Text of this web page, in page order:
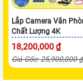
Lắp Camera Văn
Chất Lượng 4K
18,200,000 ₫
Giá Gốc: 25,900,000 ₫